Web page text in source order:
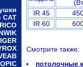
CAT
IR 45
IR 60
Смотрите также:
потолочные